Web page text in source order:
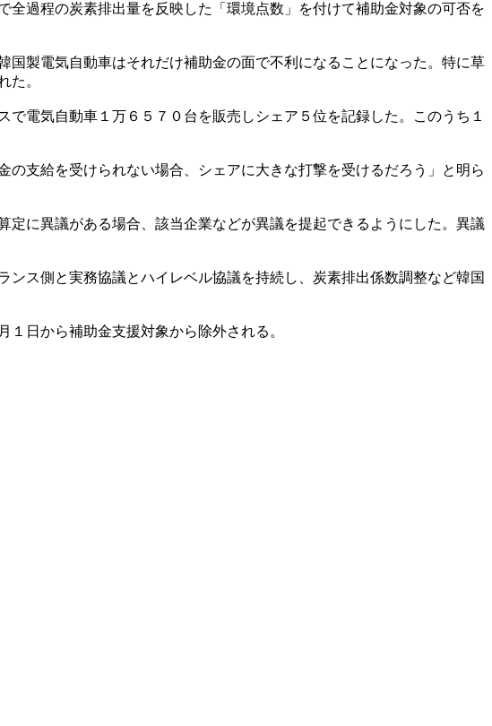
過程の炭素排出量を反映した「環境点数」を付けて補助金対象の可否を
製電気自動車はそれだけ補助金の面で不利になることになった。特に草
た。
電気自動車１万６５７０台を販売しシェア５位を記録した。このうち１
支給を受けられない場合、シェアに大きな打撃を受けるだろう」と明ら
に異議がある場合、該当企業などが異議を提起できるようにした。異議
ス側と実務協議とハイレベル協議を持続し、炭素排出係数調整など韓国
日から補助金支援対象から除外される。